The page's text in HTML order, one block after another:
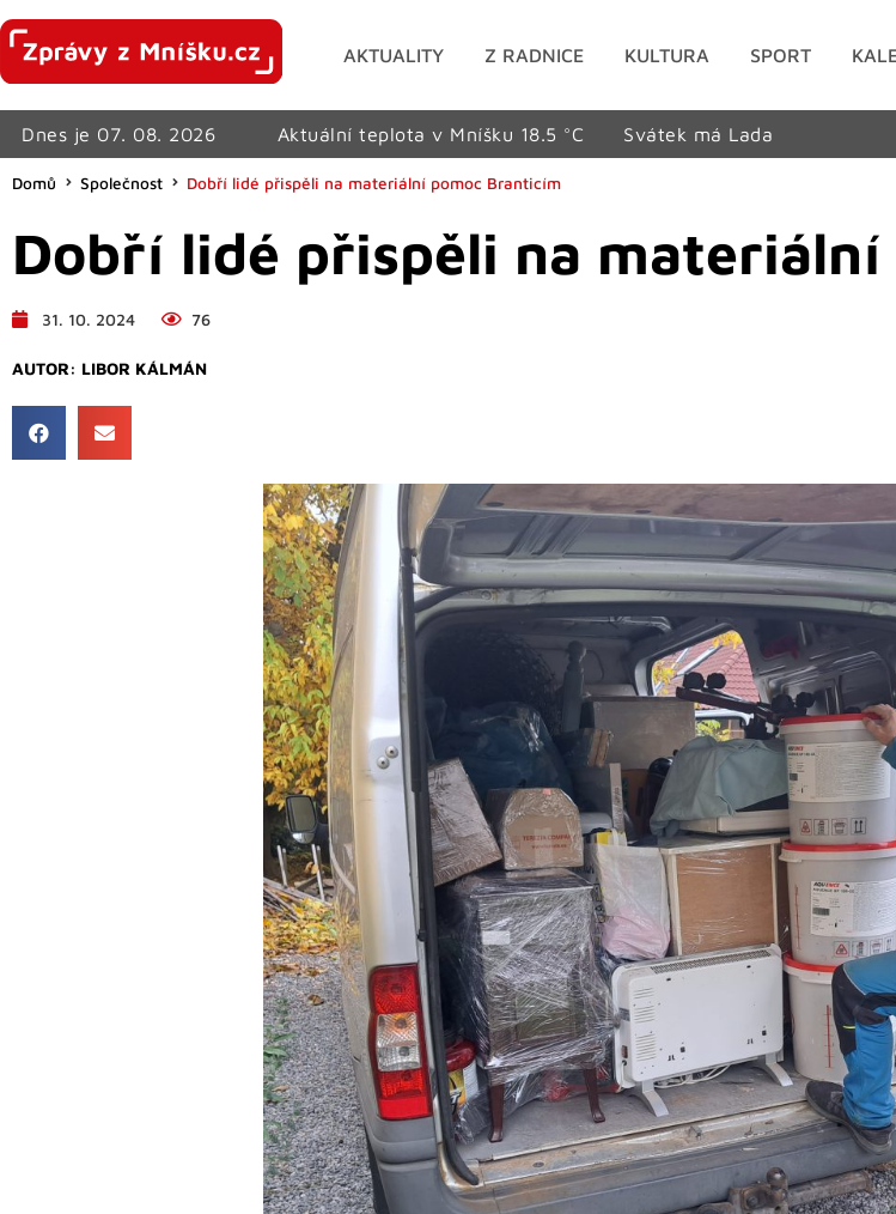
AKTUALITY Z RADNICE KULTURA SPORT
Dnes je 07. 08. 2026 Aktuální teplota v Mníšku 18.5 °C Svátek má Lada
Domů Společnost Dobří lidé přispěli na materiální pomoc Branticím
Dobří lidé přispěli na
31. 10. 2024 76
AUTOR: LIBOR KÁLMÁN